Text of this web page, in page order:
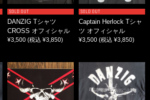
SOLD OUT
DANZIG Tシャツ
CROSS オフィシャル
¥3,500 (税込 ¥3,850)
SOLD OUT
Captain Herlock Tシャ
ツ オフィシャル
¥3,500 (税込 ¥3,850)